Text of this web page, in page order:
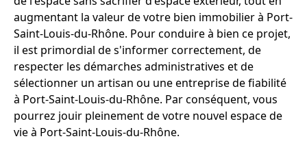
augmentant la valeur de votre bien immobilier à Port-
Saint-Louis-du-Rhône. Pour conduire à bien ce projet,
il est primordial de s'informer correctement, de
respecter les démarches administratives et de
sélectionner un artisan ou une entreprise de fiabilité
à Port-Saint-Louis-du-Rhône. Par conséquent, vous
pourrez jouir pleinement de votre nouvel espace de
vie à Port-Saint-Louis-du-Rhône.